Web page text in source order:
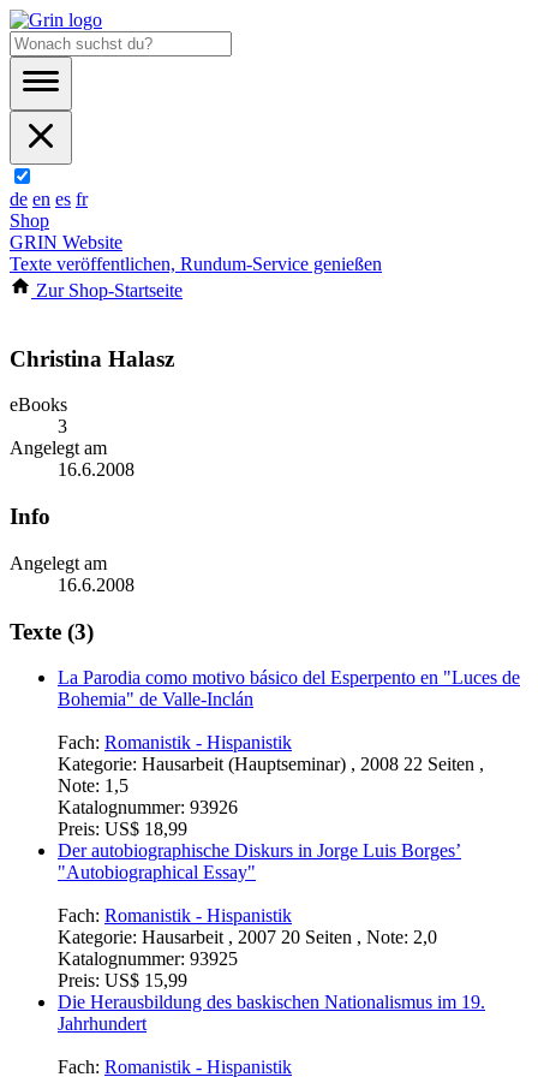
de en es fr
Shop
GRIN Website
Texte veröffentlichen, Rundum-Service genießen
Zur Shop-Startseite
Christina Halasz
eBooks
3
Angelegt am
16.6.2008
Info
Angelegt am
16.6.2008
Texte (3)
La Parodia como motivo básico del Esperpento en "Luces de
Bohemia" de Valle-Inclán
Fach: Romanistik - Hispanistik
Kategorie: Hausarbeit (Hauptseminar) , 2008 22 Seiten ,
Note: 1,5
Katalognummer: 93926
Preis: US$ 18,99
Der autobiographische Diskurs in Jorge Luis Borges’
"Autobiographical Essay"
Fach: Romanistik - Hispanistik
Kategorie: Hausarbeit , 2007 20 Seiten , Note: 2,0
Katalognummer: 93925
Preis: US$ 15,99
Die Herausbildung des baskischen Nationalismus im 19.
Jahrhundert
Fach: Romanistik - Hispanistik